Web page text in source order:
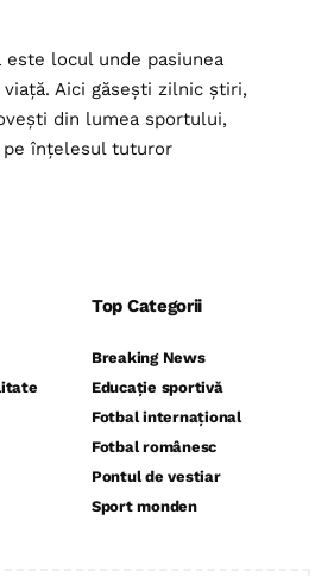
este locul unde pasiunea
Aici găsești zilnic știri,
din lumea sportului,
înțelesul tuturor
Top Categorii
Breaking News
Educație sportivă
Fotbal internațional
Fotbal românesc
Pontul de vestiar
Sport monden